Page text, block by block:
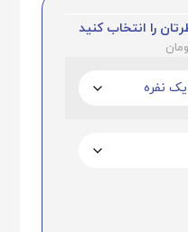
را انتخاب کنید